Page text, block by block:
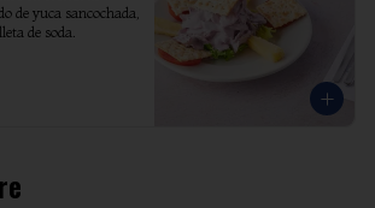
de yuca sancochada,
de soda.